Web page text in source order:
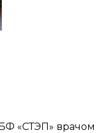
«СТЭП» врачом